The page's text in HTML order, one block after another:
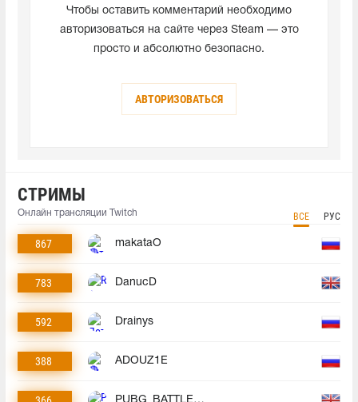
Чтобы оставить комментарий необходимо
авторизоваться на сайте через Steam — это
просто и абсолютно безопасно.
АВТОРИЗОВАТЬСЯ
СТРИМЫ
Онлайн трансляции Twitch ВСЕ РУС
867 makataO
783 DanucD
592 Drainys
388 ADOUZ1E
PUBG_BATTLEGROUNDS